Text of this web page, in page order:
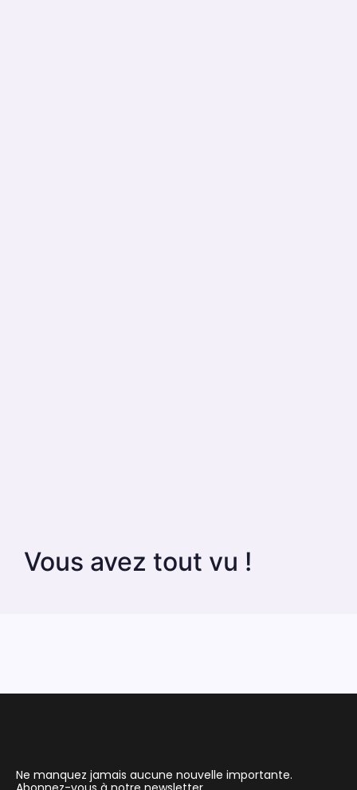
Vous avez tout vu !
Ne manquez jamais aucune nouvelle importante.